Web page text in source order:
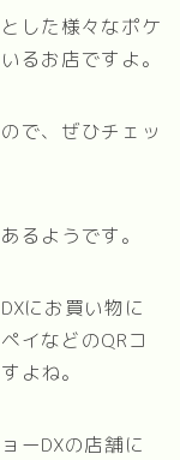
した様々なポケ
るお店ですよ。
で、ぜひチェッ
るようです。
にお買い物に
イなどのQRコ
よね。
ーDXの店舗に